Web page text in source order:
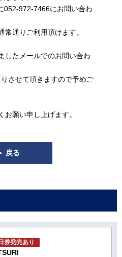
052-972-7466にお問い合わ
通りご利用頂けます。
したメールでのお問い合わ
させて頂きますので予めご
お願い申し上げます。
戻る
券発売あり